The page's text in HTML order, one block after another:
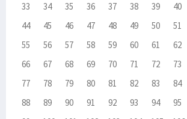
33
34 35 36 37 38 39 40
44
45 46 47 48 49 50 51
55
56 57 58 59 60 61 62
66
67 68 69 70 71 72 73
77
78 79 80 81 82 83 84
88
89 90 91 92 93 94 95